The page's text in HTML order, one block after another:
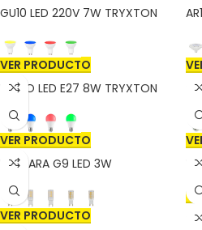
GU10 LED 220V 7W TRYXTON
VER PRODUCTO
BULBO LED E27 8W TRYXTON
VER PRODUCTO
LÁMPARA G9 LED 3W
VER PRODUCTO